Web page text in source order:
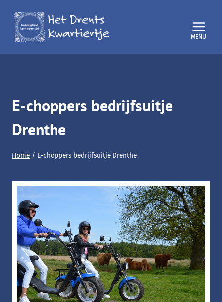
naar
inhoud
E-choppers bedrijfsuitje
Drenthe
Home / E-choppers bedrijfsuitje Drenthe